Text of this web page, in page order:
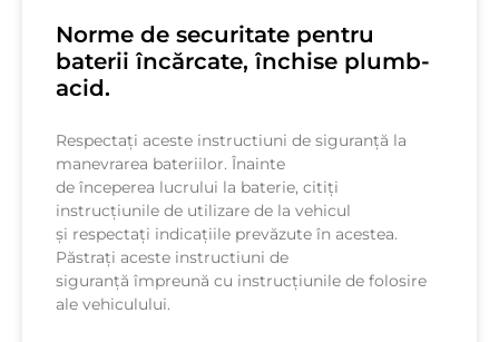
Norme de securitate pentru
baterii încărcate, închise plumb-
acid.
Respectaţi aceste instructiuni de siguranţă la
manevrarea bateriilor. Înainte
de începerea lucrului la baterie, citiţi
instrucţiunile de utilizare de la vehicul
şi respectaţi indicaţiile prevăzute în acestea.
Păstraţi aceste instructiuni de
siguranţă împreună cu instrucţiunile de folosire
ale vehiculului.